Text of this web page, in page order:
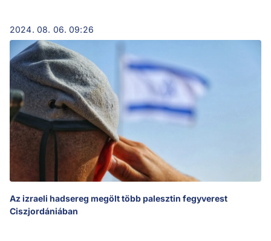
2024. 08. 06. 09:26
Az izraeli hadsereg megölt több palesztin fegyverest
Ciszjordániában